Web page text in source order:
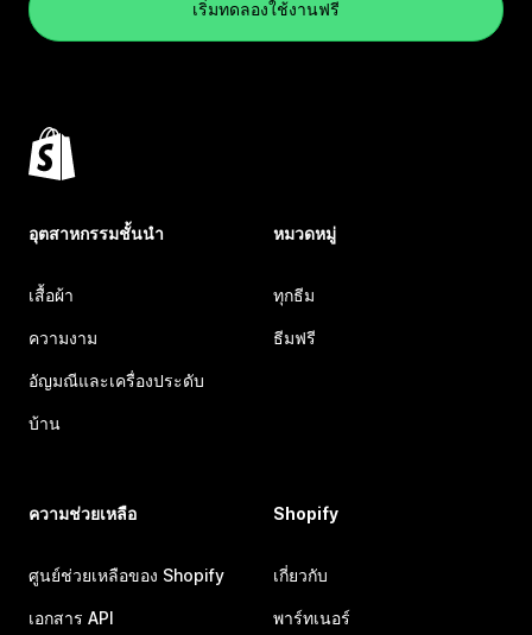
เริ่มทดลองใช้งานฟรี
อุตสาหกรรมชั้นนำ
เสื้อผ้า
ความงาม
อัญมณีและเครื่องประดับ
บ้าน
หมวดหมู่
ทุกธีม
ธีมฟรี
ความช่วยเหลือ
ศูนย์ช่วยเหลือของ Shopify
เอกสาร API
Shopify
เกี่ยวกับ
พาร์ทเนอร์